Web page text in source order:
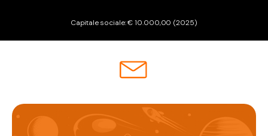
Capitale sociale: € 10.000,00 (2025)